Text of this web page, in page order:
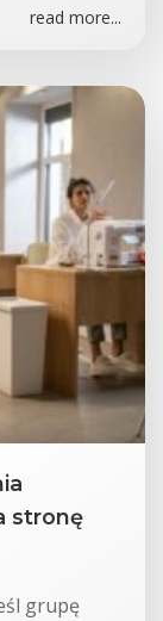
read more...
stronę
grupę